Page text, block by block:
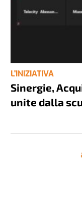
L'INIZIATIVA
Sinergie,
unite dalla